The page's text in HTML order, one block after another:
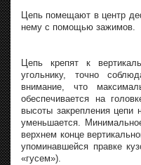
Цепь помещают в центр
нему с помощью зажимов.
Цепь крепят к
угольнику, точно
внимание, что
обеспечивается на
высоты закрепления цепи
уменьшается.
верхнем конце
упоминавшейся правке
«гусем»).